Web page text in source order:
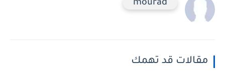
mourad
مقالات قد تهمك